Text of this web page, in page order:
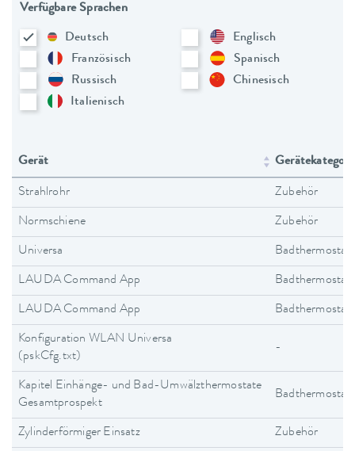
Verfügbare Sprachen
Deutsch
Englisch
Französisch
Spanisch
Russisch
Chinesisch
Italienisch
Gerät
Strahlrohr Zubehör
Normschiene Zubehör
Universa
LAUDA Command App
LAUDA Command App
Konfiguration WLAN Universa
(pskCfg.txt)
-
Kapitel Einhänge- und Bad-Umwälzthermostate
Gesamtprospekt
Zylinderförmiger Einsatz Zubehör